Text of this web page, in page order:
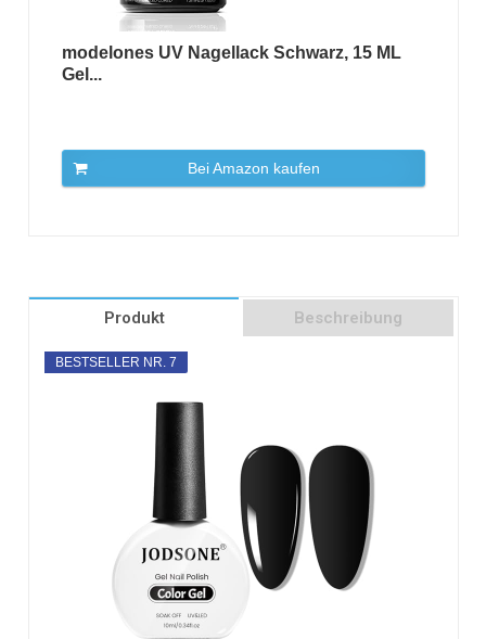
modelones UV Nagellack Schwarz, 15 ML
Gel...
Bei Amazon kaufen
Produkt Beschreibung
BESTSELLER NR. 7